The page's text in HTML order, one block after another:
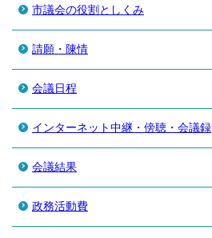
市議会の役割としくみ
請願・陳情
会議日程
インターネット中継・傍聴・会議録
会議結果
政務活動費